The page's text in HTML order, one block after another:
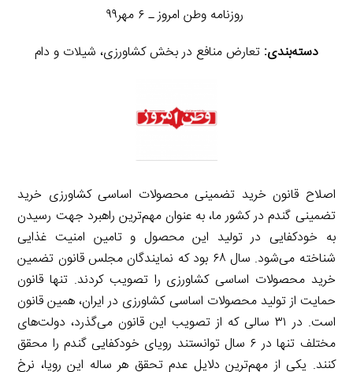
روزنامه وطن امروز ـ ۶ مهر۹۹
دسته‌بندی: تعارض منافع در بخش کشاورزی، شیلات و دام
اصلاح قانون خرید تضمینی محصولات اساسی کشاورزی خرید
تضمینی گندم در کشور ما، به عنوان مهم‌ترین راهبرد جهت رسیدن
به خودکفایی در تولید این محصول و تامین امنیت غذایی
شناخته می‌شود. سال ۶۸ بود که نمایندگان مجلس قانون تضمین
خرید محصولات اساسی کشاورزی را تصویب کردند. تنها قانون
حمایت از تولید محصولات اساسی کشاورزی در ایران، همین قانون
است. در ۳۱ سالی که از تصویب این قانون می‌گذرد، دولت‌های
مختلف تنها در ۶ سال توانستند رویای خودکفایی گندم را محقق
کنند. یکی از مهم‌ترین دلایل عدم تحقق هر ساله این رویا، نرخ